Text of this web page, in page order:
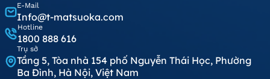
E-Mail
Info@t-matsuoka.com
Hotline
1800 888 616
Trụ sở
Tầng 5, Tòa nhà 154 phố Nguyễn Thái Học, Phường
Ba Đình, Hà Nội, Việt Nam